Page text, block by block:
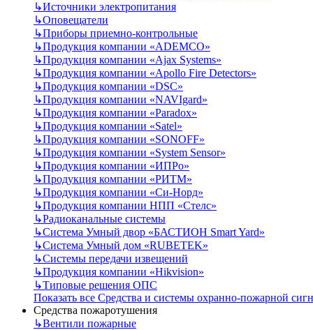
↳Источники электропитания
↳Оповещатели
↳Приборы приемно-контрольные
↳Продукция компании «ADEMCO»
↳Продукция компании «Ajax Systems»
↳Продукция компании «Apollo Fire Detectors»
↳Продукция компании «DSC»
↳Продукция компании «NAVIgard»
↳Продукция компании «Paradox»
↳Продукция компании «Satel»
↳Продукция компании «SONOFF»
↳Продукция компании «System Sensor»
↳Продукция компании «ИПРо»
↳Продукция компании «РИТМ»
↳Продукция компании «Си-Норд»
↳Продукция компании НПП «Стелс»
↳Радиоканальные системы
↳Система Умный двор «БАСТИОН Smart Yard»
↳Система Умный дом «RUBETEK»
↳Системы передачи извещений
↳Продукция компании «Hikvision»
↳Типовые решения ОПС
Показать все Средства и системы охранно-пожарной
Средства пожаротушения
↳Вентили пожарные